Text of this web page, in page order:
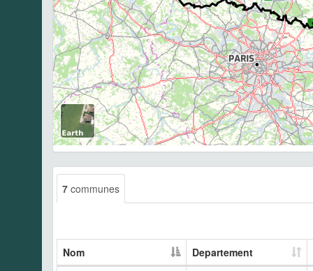
7 communes
Nom
Departement